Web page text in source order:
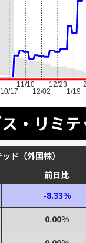
10/17
11/10
12/02
12/23
1/19
・リミ
ド（外国株）
前日比
-8.33%
0.00%